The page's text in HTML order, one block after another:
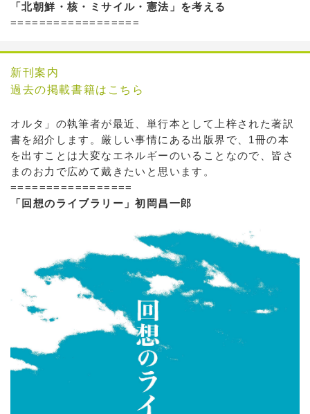
「北朝鮮・核・ミサイル・憲法」を考える
==================
新刊案内
過去の掲載書籍はこちら
オルタ」の執筆者が最近、単行本として上梓された著訳
書を紹介します。厳しい事情にある出版界で、1冊の本
を出すことは大変なエネルギーのいることなので、皆さ
まのお力で広めて戴きたいと思います。
=================
「回想のライブラリー」初岡昌一郎